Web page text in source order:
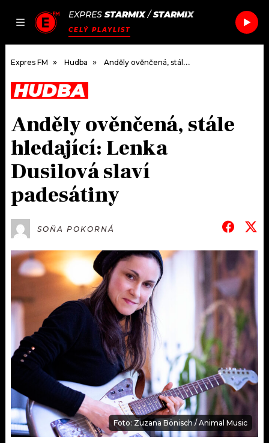
JAK
SEZNAM.CZ
EXPRES STARMIX/STARMIX
CELÝ PLAYLIST
DOMŮ
ČLÁNKY
AKTUÁLNĚ
HUDBA
ROZHOVORY
KALENDÁŘ
KVÍZY
VIP
TRENDY
KULTURA
MIX
PODCASTY
JAK NALADIT
RÁDIO
APLIKACE
PROGRAM
PLAYLIST
JAK NALADIT
SOUTĚŽE
Expres FM Hudba Anděly ověnčená, stále hledající: Lenka Dusilová slaví padesátiny
HUDBA
Anděly ověnčená, stále
hledající: Lenka
Dusilová slaví
padesátiny
SOŇA POKORNÁ
Foto: Zuzana Bönisch / Animal Music